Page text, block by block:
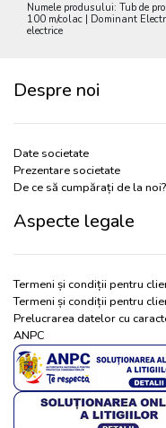
Numele produsului: Tub de
100 m/colac | Dominant
electrice
Despre noi
Date societate
Prezentare societate
De ce să cumpărați de la noi?
Aspecte legale
Termeni și condiții pentru
Termeni și condiții pentru
Prelucrarea datelor cu
ANPC